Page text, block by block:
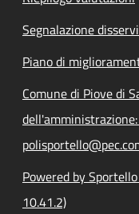
Segnalazione
Piano di
Comune di Piove di
Powered by
10.41.2)